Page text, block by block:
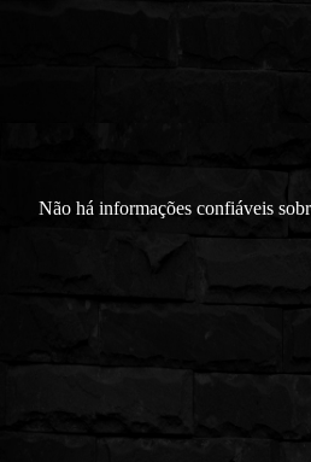
Não há informações confiáveis